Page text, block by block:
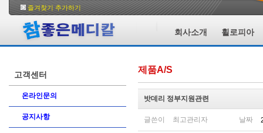
즐겨찾기 추가하기
회사소개 휠로피아
고객센터
온라인문의
공지사항
제품A/S
밧데리 정부지원관련
글쓴이 최고관리자 날짜